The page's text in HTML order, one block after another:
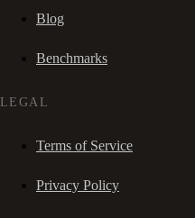
Blog
Benchmarks
LEGAL
Terms of Service
Privacy Policy